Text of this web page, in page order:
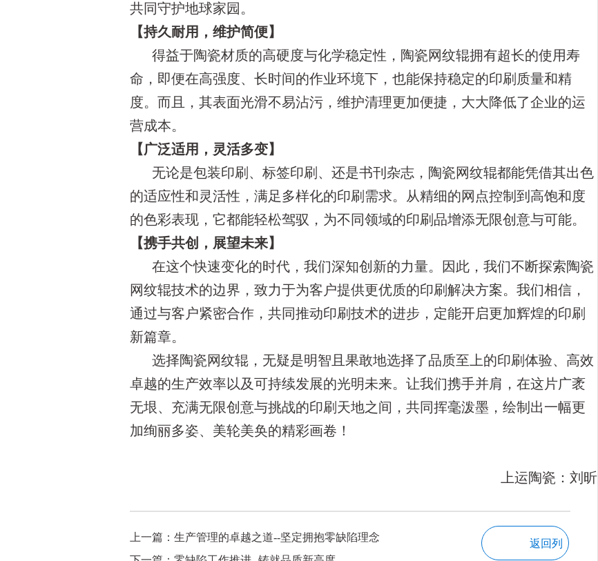
共同守护地球家园。
【持久耐用，维护简便】
得益于陶瓷材质的高硬度与化学稳定性，陶瓷网纹辊拥有超长的使用寿
命，即便在高强度、长时间的作业环境下，也能保持稳定的印刷质量和精
度。而且，其表面光滑不易沾污，维护清理更加便捷，大大降低了企业的运
营成本。
【广泛适用，灵活多变】
无论是包装印刷、标签印刷、还是书刊杂志，陶瓷网纹辊都能凭借其出色
的适应性和灵活性，满足多样化的印刷需求。从精细的网点控制到高饱和度
的色彩表现，它都能轻松驾驭，为不同领域的印刷品增添无限创意与可能。
【携手共创，展望未来】
在这个快速变化的时代，我们深知创新的力量。因此，我们不断探索陶瓷
网纹辊技术的边界，致力于为客户提供更优质的印刷解决方案。我们相信，
通过与客户紧密合作，共同推动印刷技术的进步，定能开启更加辉煌的印刷
新篇章。
选择陶瓷网纹辊，无疑是明智且果敢地选择了品质至上的印刷体验、高效
卓越的生产效率以及可持续发展的光明未来。让我们携手并肩，在这片广袤
无垠、充满无限创意与挑战的印刷天地之间，共同挥毫泼墨，绘制出一幅更
加绚丽多姿、美轮美奂的精彩画卷！
上运陶瓷：刘昕
上一篇：生产管理的卓越之道--坚定拥抱零缺陷理念
返回列